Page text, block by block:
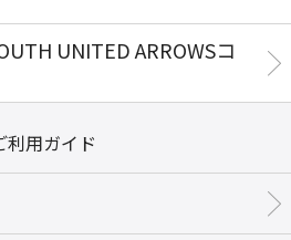
UNITED ARROWSコ
利用ガイド